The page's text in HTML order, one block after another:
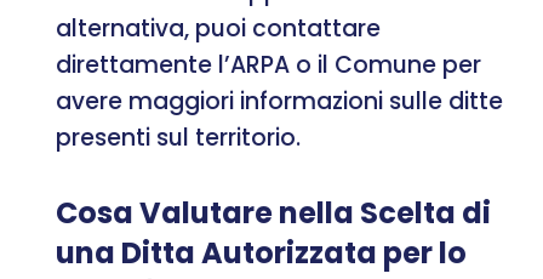
alternativa, puoi contattare
direttamente l’ARPA o il Comune per
avere maggiori informazioni sulle ditte
presenti sul territorio.
Cosa Valutare nella Scelta di
una Ditta Autorizzata per lo